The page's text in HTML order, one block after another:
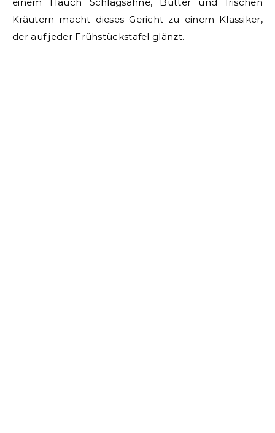
Kräutern macht dieses Gericht zu einem Klassiker,
der auf jeder Frühstückstafel glänzt.